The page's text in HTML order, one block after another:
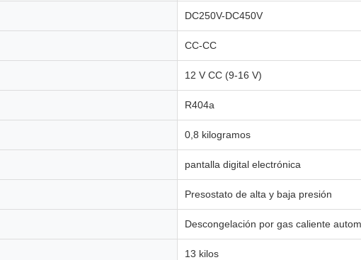
DC250V-DC450V
CC-CC
12 V CC (9-16 V)
R404a
0,8 kilogramos
pantalla digital electrónica
Presostato de alta y baja presión
Descongelación por gas caliente
13 kilos